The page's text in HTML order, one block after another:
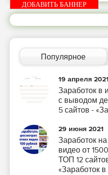
ДОБАВИТЬ БАННЕР
Популярное
19 апреля 2021
Заработок в
с выводом
5 сайтов -
29 июня 2021
Заработок
видео от
ТОП 12
«Заработок в